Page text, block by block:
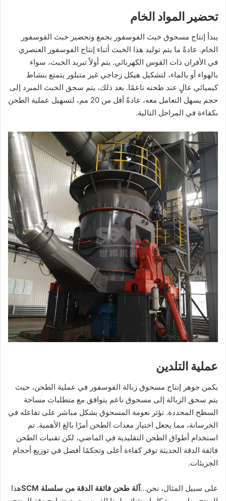
تحضير المواد الخام
يبدأ إنتاج مسحوق خبث الفوسفور بجمع وتحضير خبث الفوسفور
الخام. عادةً ما يتم توليد هذا الخبث أثناء إنتاج الفوسفور العنصري
في الأفران ذات القوس الكهربائي. يتم أولاً تبريد الخبث، سواء
بالهواء أو بالماء، لتشكيل هيكل زجاجي غير متبلور يتمتع بنشاط
كيميائي عالٍ عند طحنه ناعمًا. بعد ذلك، يتم سحق الخبث المبرد إلى
حجم يسهل التعامل معه، عادةً أقل من 20 مم، لتسهيل عملية الطحن
بكفاءة في المراحل التالية.
عملية التلدين
يكمن جوهر إنتاج مسحوق زبالة الفوسفور في عملية الطحن، حيث
يتم سحق الزبالة إلى مسحوق ناعم يتوافق مع متطلبات مساحة
السطح المحددة. تؤثر نعومة المسحوق بشكل مباشر على تفاعله في
الخرسانة، مما يجعل اختيار معدات الطحن أمرًا بالغ الأهمية. تم
استخدام أطواق الطحن التقليدية في الماضي، لكن تقنيات الطحن
فائقة الدقة الحديثة توفر كفاءة أعلى وتحكمًا أفضل في توزيع أحجام
الجزيئات.
على سبيل المثال، نحن…آلة طحن فائقة الدقة من سلسلة SCM
هذا